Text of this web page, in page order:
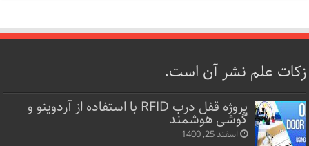
زکات علم نشر آن است.
پروژه قفل‌ درب RFID با استفاده از آردوینو و
گوشی هوشمند
اسفند 25, 1400